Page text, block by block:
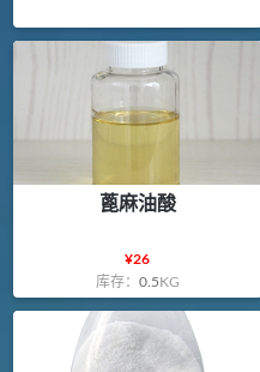
蓖麻油酸
¥26
库存： 0.5KG